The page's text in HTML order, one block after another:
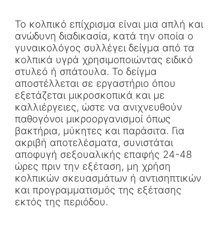
Το κολπικό επίχρισμα είναι μια απλή και
ανώδυνη διαδικασία, κατά την οποία ο
γυναικολόγος συλλέγει δείγμα από τα
κολπικά υγρά χρησιμοποιώντας ειδικό
στυλεό ή σπάτουλα. Το δείγμα
αποστέλλεται σε εργαστήριο όπου
εξετάζεται μικροσκοπικά και με
καλλιέργειες, ώστε να ανιχνευθούν
παθογόνοι μικροοργανισμοί όπως
βακτήρια, μύκητες και παράσιτα. Για
ακριβή αποτελέσματα, συνιστάται
αποφυγή σεξουαλικής επαφής 24-48
ώρες πριν την εξέταση, μη χρήση
κολπικών σκευασμάτων ή αντισηπτικών
και προγραμματισμός της εξέτασης
εκτός της περιόδου.